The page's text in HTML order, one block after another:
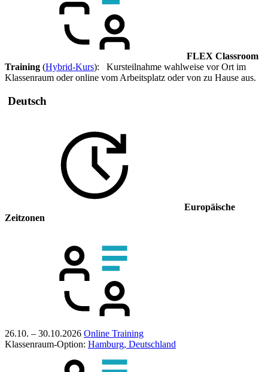
FLEX Classroom
Training (Hybrid-Kurs): Kursteilnahme wahlweise vor Ort im
Klassenraum oder online vom Arbeitsplatz oder von zu Hause aus.
Deutsch
Europäische
Zeitzonen
26.10. – 30.10.2026 Online Training
Klassenraum-Option: Hamburg, Deutschland